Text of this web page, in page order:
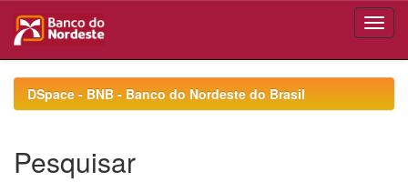
navigationDSpace - BNB - Banco do Nordeste do Brasil
Pesquisar